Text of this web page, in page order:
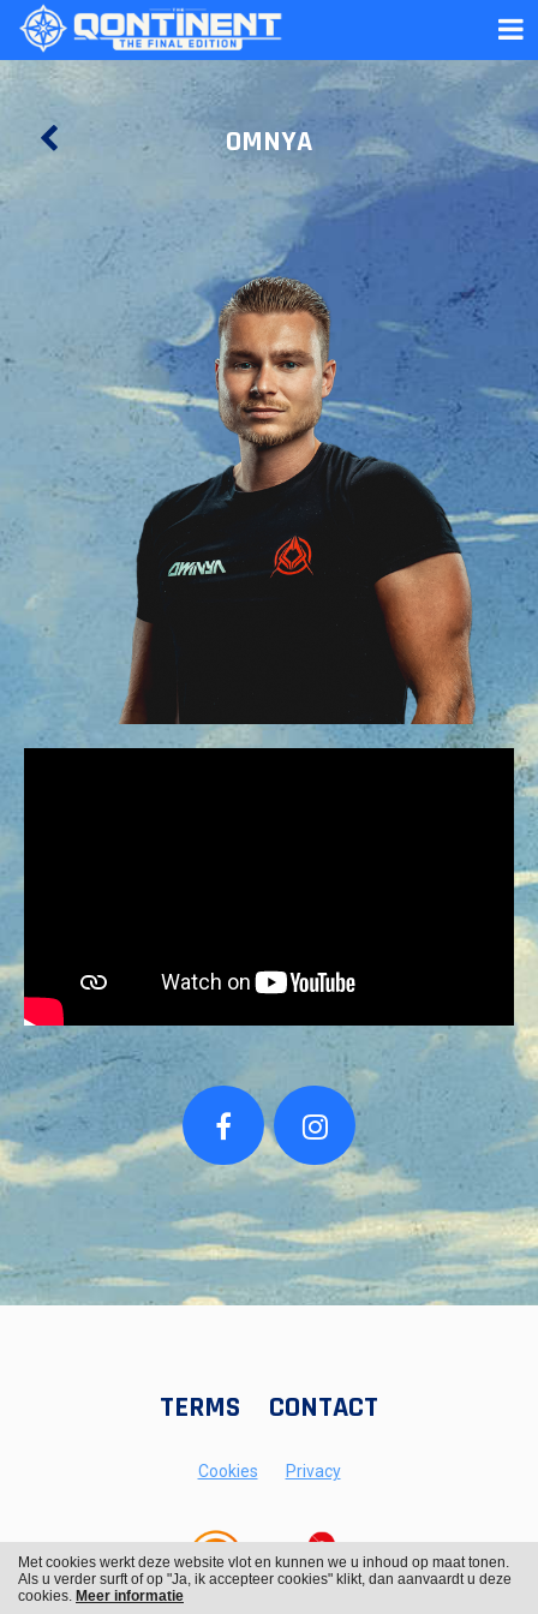
OMNYA
TERMS CONTACT
Cookies Privacy
Met cookies werkt deze website vlot en kunnen we u inhoud op maat tonen.
Als u verder surft of op "Ja, ik accepteer cookies" klikt, dan aanvaardt u deze
cookies. Meer informatie